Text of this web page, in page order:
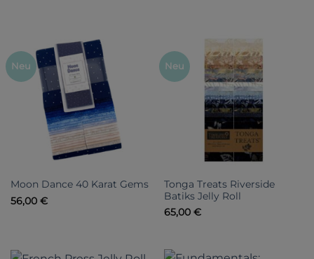
Neu
Moon Dance 40 Karat Gems
56,00 €
Neu
Tonga Treats Riverside
Batiks Jelly Roll
65,00 €